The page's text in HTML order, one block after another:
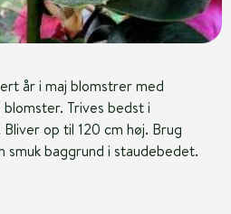
år i maj blomstrer med
Trives bedst i
op til 120 cm høj. Brug
baggrund i staudebedet.